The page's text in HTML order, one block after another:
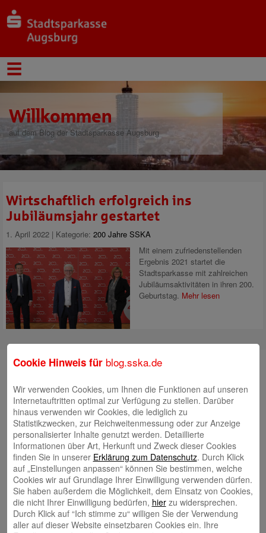
Willkommen
auf dem Blog der Stadtsparkasse Augsburg
Wirtschaftlich erfolgreich ins
Jubiläumsjahr gestartet
1. April 2022 | Kategorie: 200 Jahre SSKA
Mit einem zufriedenstellenden
Ergebnis 2021 startet die
Stadtsparkasse mit zahlreichen
Jubiläumsaktivitäten in ihren 200.
Geburtstag. Mehr lesen
Suche
Neueste Beiträge
Radlkonvoi des FFH feiert Einweihung des neuen
Campus Nord 5. August 2026
Willkommen bei Kinder im Mittelpunkt e.V. 24. Juli 2026
Tierische Erlebnisse, Bewegung und Begegnungen –
Zootag der Stadtsparkasse Augsburg begeistert rund
2.500 Besucherinnen und Besucher 22. Juli 2026
Cookie Hinweis für blog.sska.de
Wir verwenden Cookies, um Ihnen die Funktionen auf unseren
Internetauftritten optimal zur Verfügung zu stellen. Darüber
hinaus verwenden wir Cookies, die lediglich zu
Statistikzwecken, zur Reichweitenmessung oder zur Anzeige
personalisierter Inhalte genutzt werden. Detaillierte
Informationen über Art, Herkunft und Zweck dieser Cookies
finden Sie in unserer Erklärung zum Datenschutz. Durch Klick
auf „Einstellungen anpassen“ können Sie bestimmen, welche
Cookies wir auf Grundlage Ihrer Einwilligung verwenden dürfen.
Sie haben außerdem die Möglichkeit, dem Einsatz von Cookies,
die nicht Ihrer Einwilligung bedürfen, hierzu widersprechen.
Durch Klick auf “Ich stimme zu“ willigen Sie der Verwendung
aller auf dieser Website einsetzbaren Cookies ein. Ihre